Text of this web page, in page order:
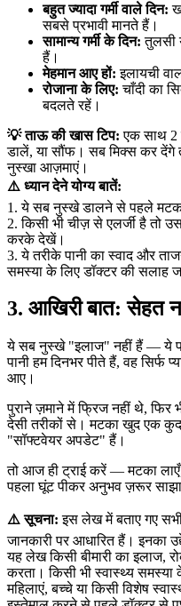
बहुत ज्यादा गर्मी वाले दिन:
सबसे प्रभावी मानते हैं।
सामान्य गर्मी के दिन: तुलसी
हैं।
मेहमान आए हों: इलायची
रोजाना के लिए: चाँदी का
बदलते रहें।
💡 ताऊ की खास टिप: एक साथ 2
डालें, या सौंफ। सब मिक्स कर देंगे
नुस्खा आज़माएं।
⚠️ ध्यान देने योग्य बातें:
1. ये सब नुस्खे डालने से पहले मटका
2. किसी भी चीज़ से एलर्जी है तो
करके देखें।
3. ये तरीके पानी का स्वाद और
समस्या के लिए डॉक्टर की सलाह
3. आखिरी बात: सेहत
ये सब नुस्खे "इलाज" नहीं हैं — ये
पानी हम दिनभर पीते हैं, वह सिर्फ
आए।
पुराने ज़माने में फ्रिज नहीं थे, फिर
देसी तरीकों से। मटका खुद एक
"सॉफ्टवेयर अपडेट" हैं।
तो आज ही ट्राई करें — मटका
पहला घूंट पीकर अनुभव ज़रूर
⚠️ सूचना: इस लेख में बताए गए
जानकारी पर आधारित हैं। इनका
यह लेख किसी बीमारी का इलाज,
करता। किसी भी स्वास्थ्य समस्या
महिलाएं, बच्चे या किसी विशेष